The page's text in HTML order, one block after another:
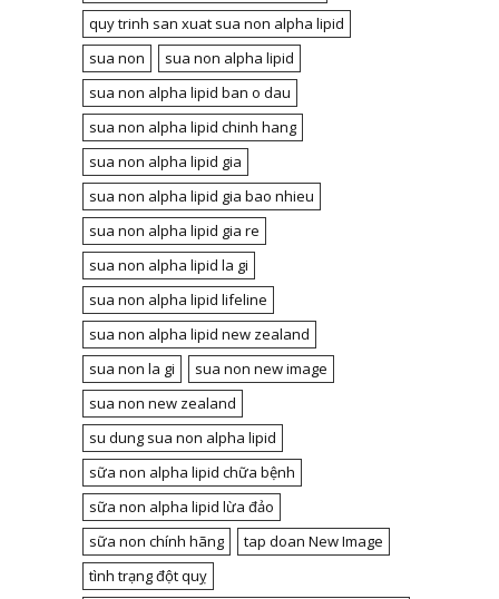
quy trinh san xuat sua non alpha lipid
sua non
sua non alpha lipid
sua non alpha lipid ban o dau
sua non alpha lipid chinh hang
sua non alpha lipid gia
sua non alpha lipid gia bao nhieu
sua non alpha lipid gia re
sua non alpha lipid la gi
sua non alpha lipid lifeline
sua non alpha lipid new zealand
sua non la gi
sua non new image
sua non new zealand
su dung sua non alpha lipid
sữa non alpha lipid chữa bệnh
sữa non alpha lipid lừa đảo
sữa non chính hãng
tap doan New Image
tình trạng đột quỵ